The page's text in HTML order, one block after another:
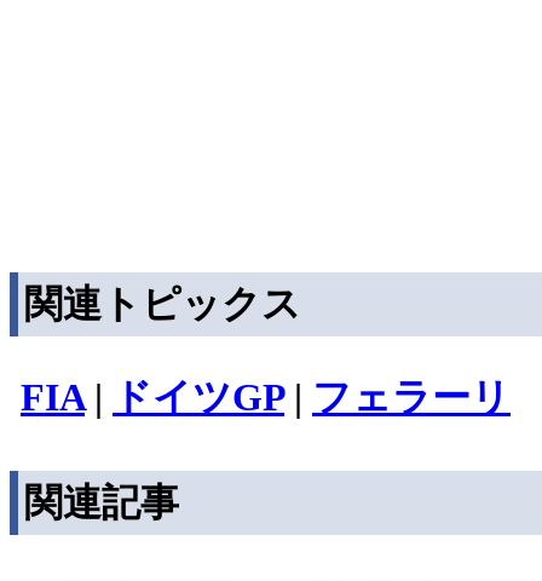
関連トピックス
FIA| ドイツGP| フェラーリ
関連記事